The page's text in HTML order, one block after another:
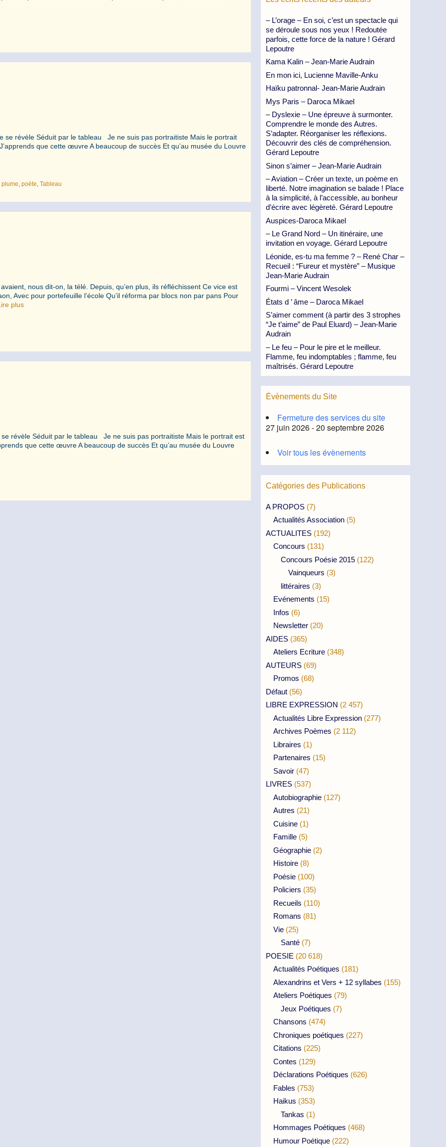
se révèle Séduit par le tableau Je ne suis pas portraitiste Mais le portrait
que cette œuvre A beaucoup de succès Et qu’au musée du Louvre
plume,poète,Tableau
nous dit-on, la télé. Depuis, qu’en plus, ils réfléchissent Ce vice est
Avec pour portefeuille l’école Qu’il réforma par blocs non par pans Pour
plus
révèle Séduit par le tableau Je ne suis pas portraitiste Mais le portrait est
que cette œuvre A beaucoup de succès Et qu’au musée du Louvre
– L’orage – En soi, c’est un spectacle qui
se déroule sous nos yeux ! Redoutée
parfois, cette force de la nature ! Gérard
Lepoutre
Kama Kalin – Jean-Marie Audrain
En mon ici, Lucienne Maville-Anku
Haïku patronnal- Jean-Marie Audrain
Mys Paris – Daroca Mikael
– Dyslexie – Une épreuve à surmonter.
Comprendre le monde des Autres.
S’adapter. Réorganiser les réflexions.
Découvrir des clés de compréhension.
Gérard Lepoutre
Sinon s’aimer – Jean-Marie Audrain
– Aviation – Créer un texte, un poème en
liberté. Notre imagination se balade ! Place
à la simplicité, à l’accessible, au bonheur
d’écrire avec légèreté. Gérard Lepoutre
Auspices-Daroca Mikael
– Le Grand Nord – Un itinéraire, une
invitation en voyage. Gérard Lepoutre
Léonide, es-tu ma femme ? – René Char –
Recueil : “Fureur et mystère” – Musique
Jean-Marie Audrain
Fourmi – Vincent Wesolek
États d ’ âme – Daroca Mikael
S’aimer comment (à partir des 3 strophes
“Je t’aime” de Paul Eluard) – Jean-Marie
Audrain
– Le feu – Pour le pire et le meilleur.
Flamme, feu indomptables ; flamme, feu
maîtrisés. Gérard Lepoutre
Évènements du Site
Fermeture des services du site
27 juin 2026 - 20 septembre 2026
Voir tous les évènements
Catégories des Publications
A PROPOS (7)
Actualités Association (5)
ACTUALITES (192)
Concours (131)
Concours Poésie 2015 (122)
Vainqueurs (3)
littéraires (3)
Evénements (15)
Infos (6)
Newsletter (20)
AIDES (365)
Ateliers Ecriture (348)
AUTEURS (69)
Promos (68)
Défaut (56)
LIBRE EXPRESSION (2 457)
Actualités Libre Expression (277)
Archives Poèmes (2 112)
Libraires (1)
Partenaires (15)
Savoir (47)
LIVRES (537)
Autobiographie (127)
Autres (21)
Cuisine (1)
Famille (5)
Géographie (2)
Histoire (8)
Poésie (100)
Policiers (35)
Recueils (110)
Romans (81)
Vie (25)
Santé (7)
POESIE (20 618)
Actualités Poétiques (181)
Alexandrins et Vers + 12 syllabes (155)
Ateliers Poétiques (79)
Jeux Poétiques (7)
Chansons (474)
Chroniques poétiques (227)
Citations (225)
Contes (129)
Déclarations Poétiques (626)
Fables (753)
Haikus (353)
Tankas (1)
Hommages Poétiques (468)
Humour Poétique (222)